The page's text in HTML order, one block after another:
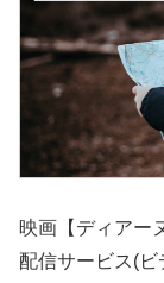
映画【ディアー
配信サービス(